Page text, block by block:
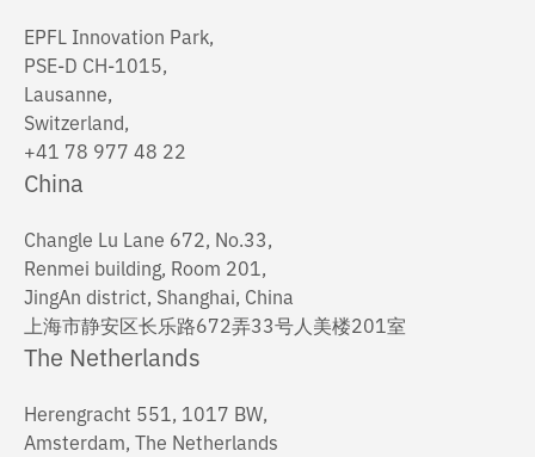
EPFL Innovation Park,
PSE-D CH-1015,
Lausanne,
Switzerland,
+41 78 977 48 22
China
Changle Lu Lane 672, No.33,
Renmei building, Room 201,
JingAn district, Shanghai, China
上海市静安区长乐路672弄33号人美楼201室
The Netherlands
Herengracht 551, 1017 BW,
Amsterdam, The Netherlands